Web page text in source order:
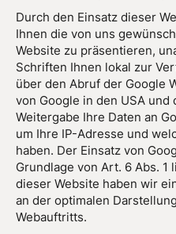
Durch den Einsatz dieser
Ihnen die von uns
Website zu präsentieren,
Schriften Ihnen lokal zur
über den Abruf der Google
von Google in den USA
Weitergabe Ihre Daten an
um Ihre IP-Adresse und
haben. Der Einsatz von
Grundlage von Art. 6 Abs. 1
dieser Website haben wir
an der optimalen
Webauftritts.